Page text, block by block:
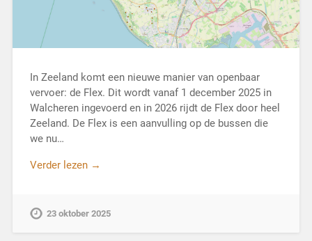
In Zeeland komt een nieuwe manier van openbaar
vervoer: de Flex. Dit wordt vanaf 1 december 2025 in
Walcheren ingevoerd en in 2026 rijdt de Flex door heel
Zeeland. De Flex is een aanvulling op de bussen die
we nu…
Verder lezen →
23 oktober 2025